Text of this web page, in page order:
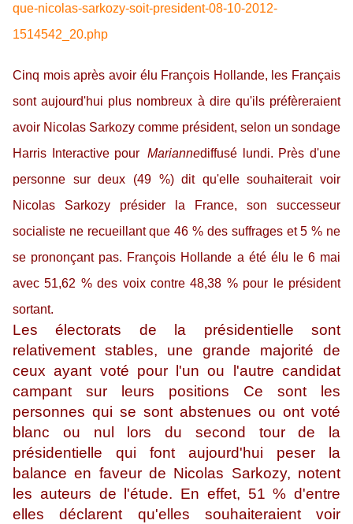
que-nicolas-sarkozy-soit-president-08-10-2012-
1514542_20.php
Cinq mois après avoir élu François Hollande, les Français
sont aujourd'hui plus nombreux à dire qu'ils préfèreraient
avoir Nicolas Sarkozy comme président, selon un sondage
Harris Interactive pour Mariannediffusé lundi. Près d'une
personne sur deux (49 %) dit qu'elle souhaiterait voir
Nicolas Sarkozy présider la France, son successeur
socialiste ne recueillant que 46 % des suffrages et 5 % ne
se prononçant pas. François Hollande a été élu le 6 mai
avec 51,62 % des voix contre 48,38 % pour le président
sortant.
Les électorats de la présidentielle sont
relativement stables, une grande majorité de
ceux ayant voté pour l'un ou l'autre candidat
campant sur leurs positions Ce sont les
personnes qui se sont abstenues ou ont voté
blanc ou nul lors du second tour de la
présidentielle qui font aujourd'hui peser la
balance en faveur de Nicolas Sarkozy, notent
les auteurs de l'étude. En effet, 51 % d'entre
elles déclarent qu'elles souhaiteraient voir